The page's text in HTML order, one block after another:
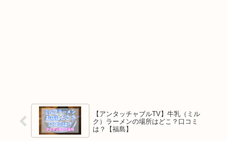
【アンタッチャブルTV】牛乳（ミル
ク）ラーメンの場所はどこ？口コミ
は？【福島】